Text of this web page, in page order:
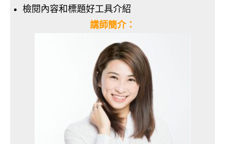
檢閱內容和標題好工具介紹
講師簡介：